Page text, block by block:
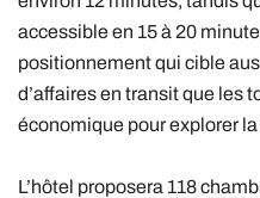
accessible en 15 à 20
positionnement qui cible
d’affaires en transit que les
économique pour explorer
L’hôtel proposera 118